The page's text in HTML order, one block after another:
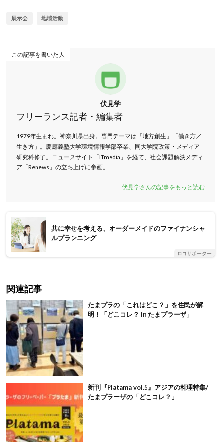
展示会 地域活動
この記事を書いた人
伏見学
フリーランス記者・編集者
1979年生まれ。神奈川県出身。専門テーマは「地方創生」「働き方／
生き方」。慶應義塾大学環境情報学部卒業、同大学院政策・メディア
研究科修了。ニュースサイト「ITmedia」を経て、社会課題解決メディ
ア「Renews」の立ち上げに参画。
伏見学さんの記事をもっと読む
共に幸せを考える、オーダーメイドのファイナンシャ
ルプランニング
ロコサポーター
関連記事
たまプラの「これはどこ？」を住民が解
明！「どこコレ？ in たまプラーザ」
新刊『Platama vol.5』アジアの料理特集/
たまプラーザの「どこコレ？」